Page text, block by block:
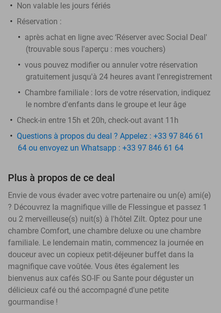
Non valable les jours fériés
Réservation :
après achat en ligne avec ‘Réserver avec Social Deal'
(trouvable sous l'aperçu : mes vouchers)
vous pouvez modifier ou annuler votre réservation
gratuitement jusqu'à 24 heures avant l'enregistrement
Chambre familiale : lors de votre réservation, indiquez
le nombre d'enfants dans le groupe et leur âge
Check-in entre 15h et 20h, check-out avant 11h
Questions à propos du deal ? Appelez : +33 97 846 61
64 ou envoyez un Whatsapp : +33 97 846 61 64
Plus à propos de ce deal
Envie de vous évader avec votre partenaire ou un(e) ami(e)
? Découvrez la magnifique ville de Flessingue et passez 1
ou 2 merveilleuse(s) nuit(s) à l'hôtel Zilt. Optez pour une
chambre Comfort, une chambre deluxe ou une chambre
familiale. Le lendemain matin, commencez la journée en
douceur avec un copieux petit-déjeuner buffet dans la
magnifique cave voûtée. Vous êtes également les
bienvenus aux cafés SO-IF ou Sante pour déguster un
délicieux café ou thé accompagné d'une petite
gourmandise !